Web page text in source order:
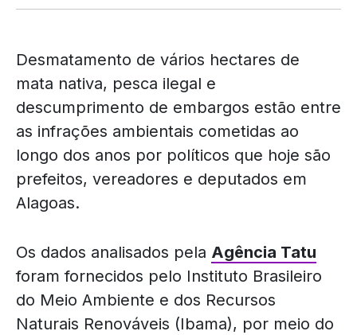
Desmatamento de vários hectares de
mata nativa, pesca ilegal e
descumprimento de embargos estão entre
as infrações ambientais cometidas ao
longo dos anos por políticos que hoje são
prefeitos, vereadores e deputados em
Alagoas.
Os dados analisados pela Agência Tatu
foram fornecidos pelo Instituto Brasileiro
do Meio Ambiente e dos Recursos
Naturais Renováveis (Ibama), por meio do